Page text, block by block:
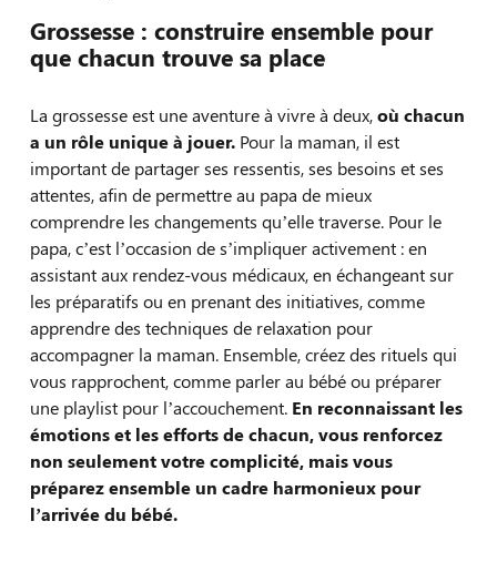
Grossesse : construire ensemble pour
que chacun trouve sa place
La grossesse est une aventure à vivre à deux,où chacun
a un rôle unique à jouer. Pour la maman, il est
important de partager ses ressentis, ses besoins et ses
attentes, afin de permettre au papa de mieux
comprendre les changements qu’elle traverse. Pour le
papa, c’est l’occasion de s’impliquer activement : en
assistant aux rendez-vous médicaux, en échangeant sur
les préparatifs ou en prenant des initiatives, comme
apprendre des techniques de relaxation pour
accompagner la maman. Ensemble, créez des rituels qui
vous rapprochent, comme parler au bébé ou préparer
une playlist pour l’accouchement. En reconnaissant les
émotions et les efforts de chacun, vous renforcez
non seulement votre complicité, mais vous
préparez ensemble un cadre harmonieux pour
l’arrivée du bébé.